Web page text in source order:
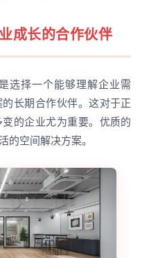
成长的合作伙伴
选择一个能够理解企业需
长期合作伙伴。这对于正
的企业尤为重要。优质的
的空间解决方案。